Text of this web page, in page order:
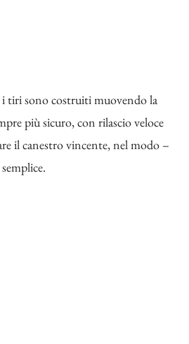
i tiri sono costruiti muovendo la
più sicuro, con rilascio veloce
il canestro vincente, nel modo –